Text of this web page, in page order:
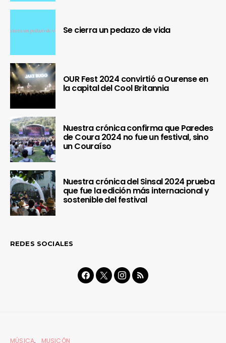
Se cierra un pedazo de vida
OUR Fest 2024 convirtió a Ourense en
la capital del Cool Britannia
Nuestra crónica confirma que Paredes
de Coura 2024 no fue un festival, sino
un Couraíso
Nuestra crónica del Sinsal 2024 prueba
que fue la edición más internacional y
sostenible del festival
REDES SOCIALES
MÚSICA MUSICÓN